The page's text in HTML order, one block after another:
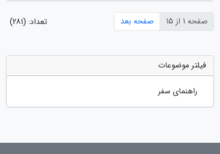
صفحه 1 از 15 صفحه بعد تعداد: (281)
فیلتر موضوعات
راهنمای سفر